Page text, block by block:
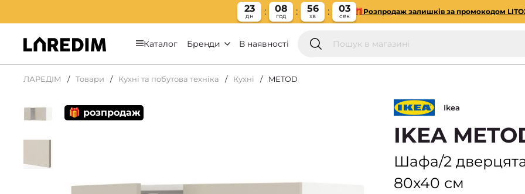
23
дн
08
год
56
хв
02
сек
🎁Розпродаж залишків за промокодом
Каталог Бренди В наявності
ЛАРЕДІМ Товари Кухні та побутова техніка Кухні METOD
🎁 розпродаж Ikea
IKEA
Шафа/2
80x40 см